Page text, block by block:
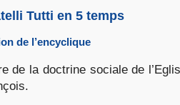
Tutti en 5 temps
de l’encyclique
de la doctrine sociale de